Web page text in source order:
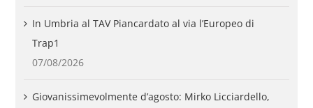
In Umbria al TAV Piancardato al via l’Europeo di
Trap1
07/08/2026
Giovanissimevolmente d’agosto: Mirko Licciardello,